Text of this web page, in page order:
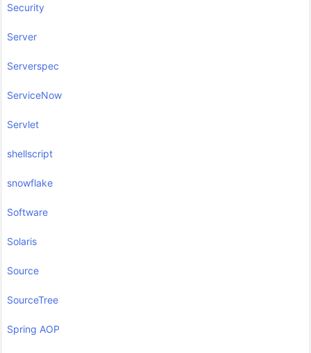
Security
Server
Serverspec
ServiceNow
Servlet
shellscript
snowflake
Software
Solaris
Source
SourceTree
Spring AOP